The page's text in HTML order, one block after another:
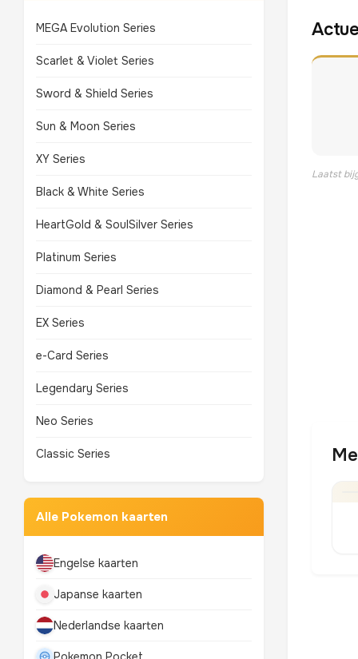
MEGA Evolution Series
Scarlet & Violet Series
Sword & Shield Series
Sun & Moon Series
XY Series
Black & White Series
HeartGold & SoulSilver Series
Platinum Series
Diamond & Pearl Series
EX Series
e-Card Series
Legendary Series
Neo Series
Classic Series
Alle Pokemon kaarten
Engelse kaarten
Japanse kaarten
Nederlandse kaarten
Laatst